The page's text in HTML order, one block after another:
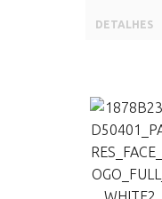
DETALHES